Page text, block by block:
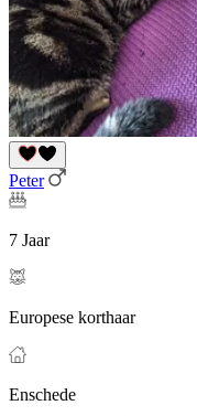
Peter
7 Jaar
Europese korthaar
Enschede